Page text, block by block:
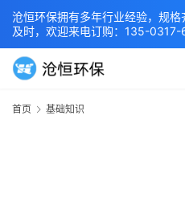
沧恒环保拥有多年行业经验，规
及时，欢迎来电订购：135-0317-
首页 基础知识